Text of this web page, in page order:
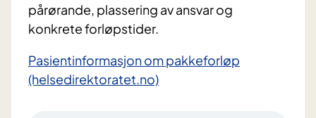
pårørande, plassering av ansvar og
konkrete forløpstider.
Pasientinformasjon om pakkeforløp
(helsedirektoratet.no)